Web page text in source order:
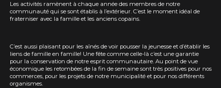
Les activités ramènent à chaque année des membres de notre
communauté qui se sont établis à l’extérieur. C’est le moment idéal de
fraterniser avec la famille et les anciens copains.
C’est aussi plaisant pour les aînés de voir pousser la jeunesse et d’établir les
liens de famille en famille! Une fête comme celle-là c’est une garantie
pour la conservation de notre esprit communautaire. Au point de vue
économique les retombées de la fin de semaine sont très positives pour nos
commerces, pour les projets de notre municipalité et pour nos différents
organismes.